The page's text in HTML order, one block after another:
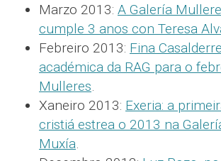
Marzo 2013: A Galería
cumple 3 anos con Teresa
Febreiro 2013: Fina
académica da RAG para o
Mulleres.
Xaneiro 2013: Exeria: a
cristiá estrea o 2013 na
Muxía.